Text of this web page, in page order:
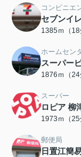
コンビニエ
セブンイ
1385ｍ（18
ホームセン
スーパー
1876ｍ（24
スーパー
ロピア 柳
1973ｍ（25
郵便局
日置江簡